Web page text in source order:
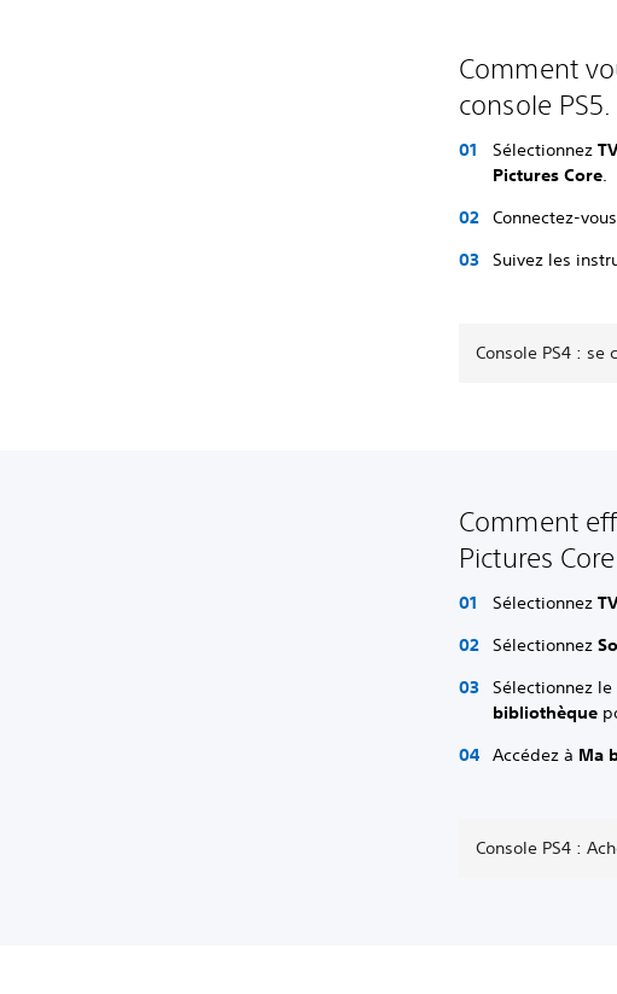
Comment
console PS5.
Sélectionnez
Pictures Core.
Connectez-
Suivez les
Console PS4 : se
Comment
Pictures
Sélectionnez
Sélectionnez
Sélectionnez
bibliothèque
Accédez à Ma
Console PS4 :